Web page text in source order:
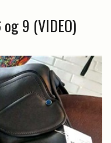
9 (VIDEO)